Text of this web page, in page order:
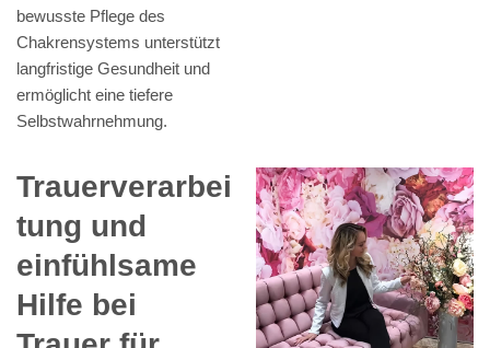
bewusste Pflege des
Chakrensystems unterstützt
langfristige Gesundheit und
ermöglicht eine tiefere
Selbstwahrnehmung.
Trauerverarbei
tung und
einfühlsame
Hilfe bei